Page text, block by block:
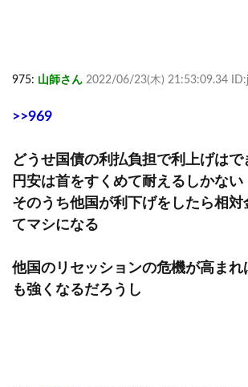
975: 山師さん 2022/06/23(木) 21:53:09.34
>>969
どうせ国債の利払負担で利上げはで
円安は首をすくめて耐えるしかない
そのうち他国が利下げをしたら相対
てマシになる
他国のリセッションの危機が高まれ
も強くなるだろうし